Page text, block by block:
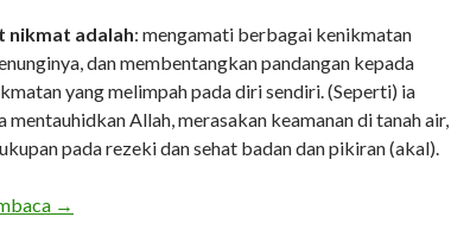
nikmat adalah: mengamati berbagai kenikmatan
dan membentangkan pandangan kepada
yang melimpah pada diri sendiri. (Seperti) ia
mentauhidkan Allah, merasakan keamanan di tanah air,
pada rezeki dan sehat badan dan pikiran (akal).
INGAT NIKMAT
→